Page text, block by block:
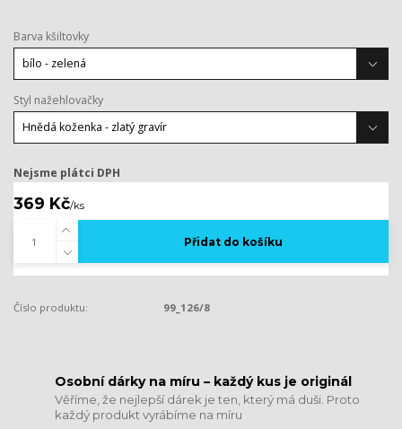
Barva kšiltovky
Styl nažehlovačky
Nejsme plátci DPH
369 Kč/ks
Přidat do košíku
Číslo produktu: 99_126/8
​​​​​​​Osobní dárky na míru – každý kus je originál
Věříme, že nejlepší dárek je ten, který má duši. Proto
každý produkt vyrábíme na míru